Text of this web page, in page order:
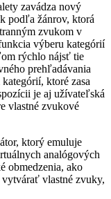
zavádza nový
podľa žánrov, ktorá
zvukom v
výberu kategórií
rýchlo nájsť tie
prehľadávania
ktoré zasa
je aj užívateľská
vlastné zvukové
ktorý emuluje
analógových
obmedzenia, ako
vlastné zvuky,